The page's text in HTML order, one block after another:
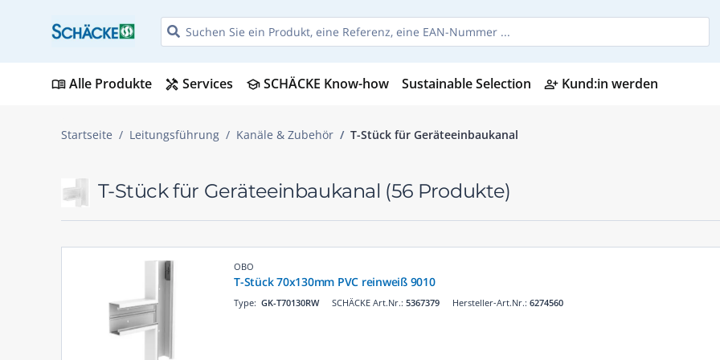
menu_bookAlle Produkte handyman Services schoolSCHÄCKE Know-how Sustainable Selection person_add_alt Kund:in werden
Startseite Leitungsführung Kanäle & Zubehör T-Stück für Geräteeinbaukanal
T-Stück für Geräteeinbaukanal (56 Produkte)
OBO
T-Stück 70x130mm PVC reinweiß 9010
SCHÄCKE Art.Nr.: 5367379
Type: GK-T70130RW Hersteller-Art.Nr.: 6274560